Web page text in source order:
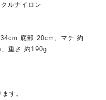
ルナイロン
底部 20cm、マチ 約
重さ 約190g
す。